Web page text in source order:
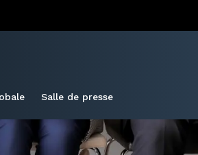
Salle de presse